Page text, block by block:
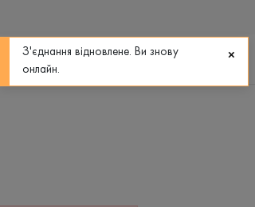
0
З'єднання відновлене. Ви знову
онлайн.